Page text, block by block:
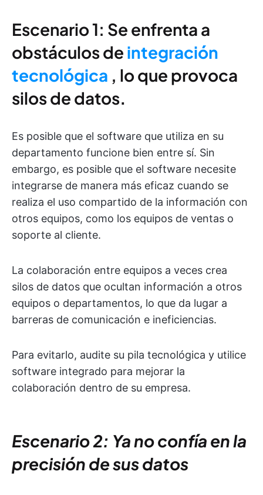
Escenario 1: Se enfrenta a
obstáculos de integración
tecnológica , lo que provoca
silos de datos.
Es posible que el software que utiliza en su
departamento funcione bien entre sí. Sin
embargo, es posible que el software necesite
integrarse de manera más eficaz cuando se
realiza el uso compartido de la información con
otros equipos, como los equipos de ventas o
soporte al cliente.
La colaboración entre equipos a veces crea
silos de datos que ocultan información a otros
equipos o departamentos, lo que da lugar a
barreras de comunicación e ineficiencias.
Para evitarlo, audite su pila tecnológica y utilice
software integrado para mejorar la
colaboración dentro de su empresa.
Escenario 2: Ya no confía en la
precisión de sus datos